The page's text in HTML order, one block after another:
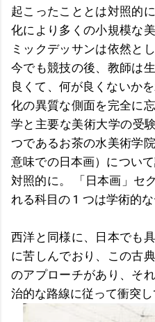
起こったこととは対照的
化により多くの小規模な
ミックデッサンは依然と
今でも競技の後、教師は
良くて、何が良くないか
化の異質な側面を完全に
学と主要な美術大学の受
つであるお茶の水美術学
意味での日本画）につい
対照的に。 「日本画」セ
れる科目の 1 つは学術的な
西洋と同様に、日本でも
に苦しんでおり、この古
のアプローチがあり、そ
治的な路線に従って衝突し